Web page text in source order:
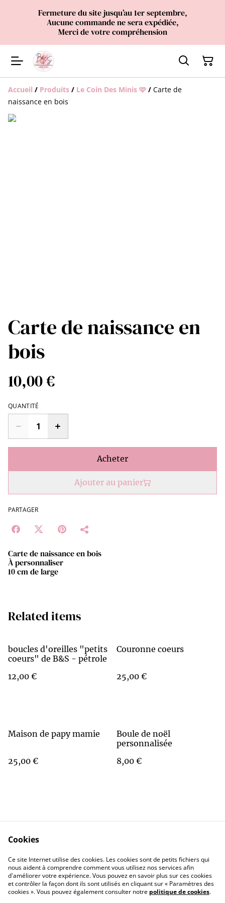
Fermeture du site jusqu’au 1er septembre,
Aucune commande ne sera expédiée,
Merci de votre compréhension
Accueil / Produits / Le Coin Des Minis 🩷 / Carte de
naissance en bois
Carte de naissance en
bois
10,00 €
QUANTITÉ
Acheter
Ajouter au panier
PARTAGER
Carte de naissance en bois
À personnaliser
10 cm de large
Related items
boucles d'oreilles "petits
coeurs" de B&S - pétrole
12,00 €
Couronne coeurs
25,00 €
Maison de papy mamie
25,00 €
Boule de noël
personnalisée
8,00 €
Contact Us
Legal Terms
Privacy Policy
Cookie Policy
Cookies
Ce site Internet utilise des cookies. Les cookies sont de petits fichiers qui
nous aident à comprendre comment vous utilisez nos services afin
d'améliorer votre expérience. Vous pouvez en savoir plus sur ces cookies
et contrôler la façon dont ils sont utilisés en cliquant sur « Paramètres des
cookies ». Vous pouvez également consulter notre politique de cookies.